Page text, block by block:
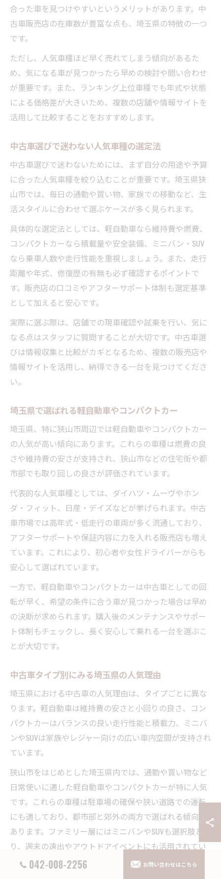
合った車を見つけやすいというメリットがあります。中
古車販売店の在庫数が豊富な点も、埼玉県の特徴の一つ
です。
ただし、人気車種ほど早く売れてしまう傾向があるた
め、気になる車が見つかったら早めの検討や問い合わせ
が重要です。また、ランキング上位車種でも年式や状態
による価格差が大きいため、複数の店舗や情報サイトを
活用して比較することをおすすめします。
中古車選びで迷わない人気車種の選定法
中古車選びで迷わないためには、まず自分の用途や予算
に合った人気車種を絞り込むことが重要です。埼玉県狭
山市では、毎日の通勤や買い物、家族での移動など、生
活スタイルに合わせて選ぶケースが多く見られます。
具体的な選定法としては、軽自動車なら維持費や燃費、
コンパクトカーなら積載量や安全装備、ミニバン・SUV
なら乗車人数や走行性能を重視しましょう。また、走行
距離や年式、修復歴の有無も必ず確認するポイントで
す。販売店の口コミやアフターサポート体制も選定基準
として加えると安心です。
実際に選ぶ際は、店舗での現車確認や試乗を行い、気に
なる点はスタッフに質問することが大切です。中古車選
びは情報収集と比較がカギとなるため、複数の販売店や
情報サイトを活用し、納得できる一台を見つけてくださ
い。
埼玉県で選ばれる軽自動車やコンパクトカー
埼玉県、特に狭山市周辺では軽自動車やコンパクトカー
の人気が高い傾向にあります。これらの車種は燃費の良
さや維持費の安さが支持され、狭山市などの住宅街や都
市部でも取り回しの良さが評価されています。
代表的な人気車種としては、ダイハツ・ムーヴやホン
ダ・フィット、日産・デイズなどが挙げられます。中古
車市場では高年式・低走行の車両が多く流通しており、
アフターサポートや保証内容に力を入れる販売店も増え
ています。これにより、初心者や女性ドライバーからも
安心して選ばれています。
一方で、軽自動車やコンパクトカーは中古車としての回
転が早く、希望の条件に合う車が見つかった場合は早め
の決断が求められます。購入後のメンテナンスやサポー
ト体制もチェックし、長く安心して乗れる一台を選ぶこ
とが大切です。
中古車タイプ別にみる埼玉県の人気理由
埼玉県における中古車の人気理由は、タイプごとに異な
ります。軽自動車は維持費の安さと小回りの良さ、コン
パクトカーはバランスの良い走行性能と積載力、ミニバ
ンやSUVは家族やレジャー向けの広い車内空間が支持され
ています。
狭山市をはじめとした埼玉県内では、通勤や買い物など
日常使いに適した軽自動車やコンパクトカーが特に人気
です。これらの車種は駐車場の確保や狭い道路での運転
にも適しており、都市部と郊外の両方で選ばれる傾向が
あります。ファミリー層にはミニバンやSUVも選択肢とな
り、週末の遠出やアウトドアイベントにも活用されてい
ます。042-008-2256 お問い合わせはこちら